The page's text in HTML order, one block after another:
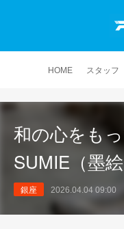
HOME スタッフ
和の心をも
SUMIE（墨絵
銀座 2026.04.04 09:00